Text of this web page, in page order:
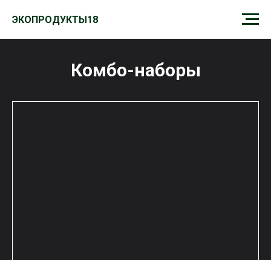
ЭКОПРОДУКТЫ18
Комбо-наборы
ЭКОПРОДУКТЫ18